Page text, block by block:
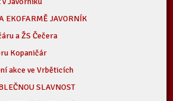
EKOFARMĚ JAVORNÍK
a ŽS Čečera
Kopaničár
akce ve Vrběticích
SLAVNOST